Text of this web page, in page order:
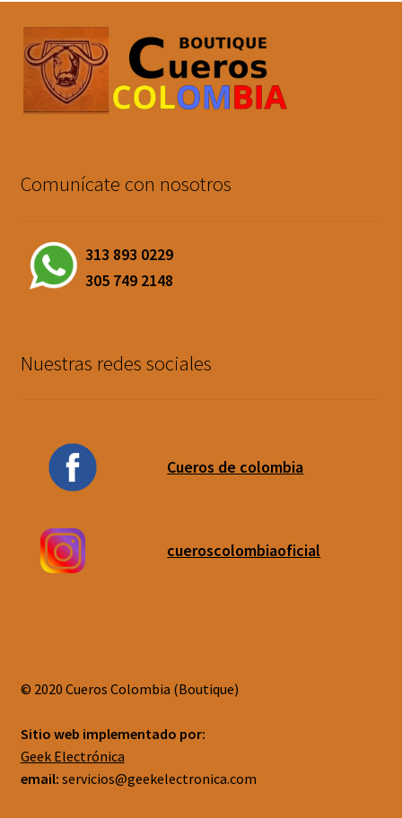
Comunícate con nosotros
313 893 0229
305 749 2148
Nuestras redes sociales
Cueros de colombia
cueroscolombiaoficial
© 2020 Cueros Colombia (Boutique)
Sitio web implementado por:
Geek Electrónica
email: servicios@geekelectronica.com